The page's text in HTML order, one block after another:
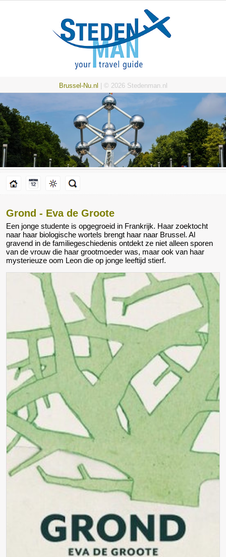
Brussel-Nu.nl | © 2026 Stedenman.nl
Grond - Eva de Groote
Een jonge studente is opgegroeid in Frankrijk. Haar zoektocht
naar haar biologische wortels brengt haar naar Brussel. Al
gravend in de familiegeschiedenis ontdekt ze niet alleen sporen
van de vrouw die haar grootmoeder was, maar ook van haar
mysterieuze oom Leon die op jonge leeftijd stierf.